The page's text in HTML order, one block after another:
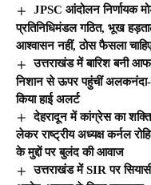
JPSC आंदोलन निर्णायक
प्रतिनिधिमंडल गठित, भूख
आश्वासन नहीं, ठोस फैसला
उत्तराखंड में बारिश बनी
निशान से ऊपर पहुंचीं
किया हाई अलर्ट
देहरादून में कांग्रेस का
लेकर राष्ट्रीय अध्यक्ष कर्नल
के मुद्दों पर बुलंद की आवाज
उत्तराखंड में SIR पर